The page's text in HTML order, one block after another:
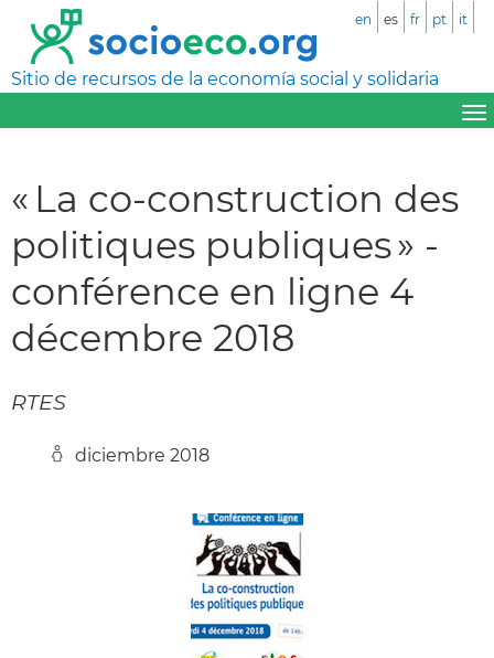
Sitio de recursos de la economía social y solidaria
en es fr pt it
« La co-construction des
politiques publiques » -
conférence en ligne 4
décembre 2018
RTES
diciembre 2018